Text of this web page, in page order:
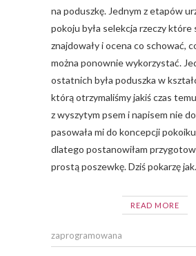
na poduszkę. Jednym z etapów
pokoju była selekcja rzeczy które
znajdowały i ocena co schować,
można ponownie wykorzystać.
ostatnich była poduszka w
którą otrzymaliśmy jakiś czas
z wyszytym psem i napisem nie
pasowała mi do koncepcji pokoiku
dlatego postanowiłam
prostą poszewkę. Dziś pokarzę
READ MORE
zaprogramowana